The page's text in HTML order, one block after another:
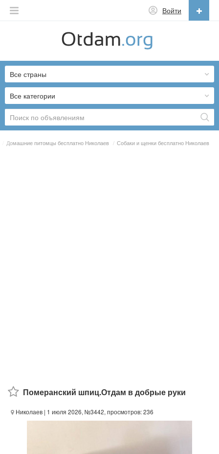
Войти
English
Русский
Українська
Все категории
Все страны
Домашние питомцы бесплатно Николаев / Собаки и щенки бесплатно Николаев
Померанский шпиц.Отдам в добрые руки
Николаев | 1 июля 2026, №3442, просмотров: 236